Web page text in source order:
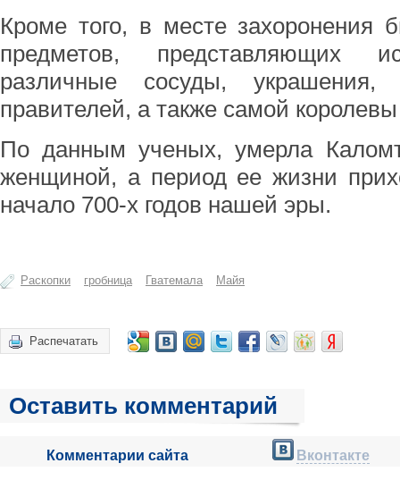
Кроме того, в месте захоронения
предметов, представляющих
различные сосуды, украшения,
правителей, а также самой
По данным ученых, умерла
женщиной, а период ее жизни
начало 700-х годов нашей эры.
Раскопки гробница Гватемала Майя
Распечатать
Оставить комментарий
Комментарии сайта Вконтакте